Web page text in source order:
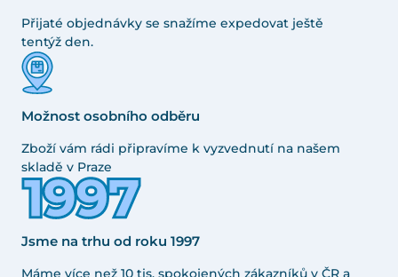
Přijaté objednávky se snažíme expedovat ještě
tentýž den.
Možnost osobního odběru
Zboží vám rádi připravíme k vyzvednutí na našem
skladě v Praze
Jsme na trhu od roku 1997
Máme více než 10 tis. spokojených zákazníků v ČR a